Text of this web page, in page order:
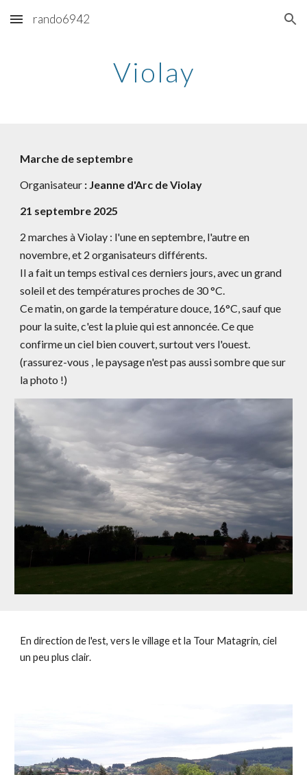
Skip to main content Skip to navigation
rando6942
Violay
Marche de septembre
Organisateur : Jeanne d'Arc de Violay
21 septembre 2025
2 marches à Violay : l'une en septembre, l'autre en
novembre, et 2 organisateurs différents.
Il a fait un temps estival ces derniers jours, avec un grand
soleil et des températures proches de 30 °C.
Ce matin, on garde la température douce, 16°C, sauf que
pour la suite, c'est la pluie qui est annoncée. Ce que
confirme un ciel bien couvert, surtout vers l'ouest.
(rassurez-vous , le paysage n'est pas aussi sombre que sur
la photo !)
En direction de l'est, vers le village et la Tour Matagrin, ciel
un peu plus clair.